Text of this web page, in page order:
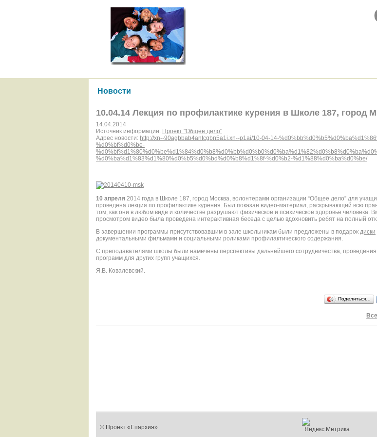
Новости
10.04.14 Лекция по профилактике курения в Школе 187, город
14.04.2014
Источник информации: Проект "Общее дело"
Адрес новости: http://xn--90agbbab4antcgbn5a1i.xn--p1ai/10-04-14-
%d0%bf%d0%be-
%d0%ba%d1%83%d1%80%d0%b5%d0%bd%d0%b8%d1%8f-%d0%b2-%d1%88%d0%ba%d0%be/
10 апреля 2014 года в Школе 187, город Москва, волонтерами организации “Общее дело” для
проведена лекция по профилактике курения. Был показан видео-материал, раскрывающий всю
том, как они в любом виде и количестве разрушают физическое и психическое здоровье человека.
просмотром видео была проведена интерактивная беседа с целью вдохновить ребят на полный
В завершении программы присутствовавшим в зале школьникам были предложены в подарок диски
документальными фильмами и социальными роликами профилактического содержания.
С преподавателями школы были намечены перспективы дальнейшего сотрудничества,
программ для других групп учащихся.
Я.В. Ковалевский.
Поделиться…
© Проект «Епархия»